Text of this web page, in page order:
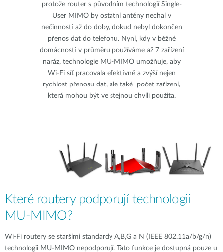
protože router s původním technologií Single-
User MIMO by ostatní antény nechal v
nečinnosti až do doby, dokud nebyl dokončen
přenos dat do telefonu. Nyní, kdy v běžné
domácnosti v průměru používáme až 7 zařízení
naráz, technologie MU-MIMO umožňuje, aby
Wi-Fi síť pracovala efektivně a zvýší nejen
rychlost přenosu dat, ale také počet zařízení,
která mohou být ve stejnou chvíli použita.
Které routery podporují technologii
MU-MIMO?
Wi-Fi routery se staršími standardy A,B,G a N (IEEE 802.11a/b/g/n)
technologii MU-MIMO nepodporují. Tato funkce je dostupná pouze u